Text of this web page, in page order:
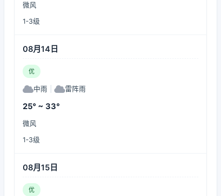
微风
1-3级
08月14日
优
中雨 雷阵雨
25° ~ 33°
微风
1-3级
08月15日
优